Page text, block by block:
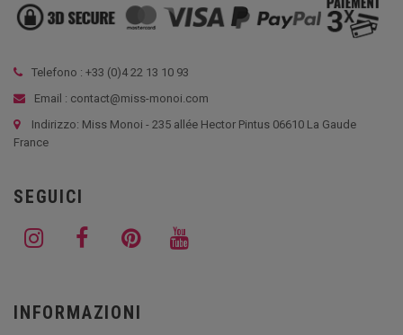
Telefono : +33 (0)4 22 13 10 93
Email : contact@miss-monoi.com
Indirizzo: Miss Monoi - 235 allée Hector Pintus 06610 La Gaude
France
SEGUICI
INFORMAZIONI